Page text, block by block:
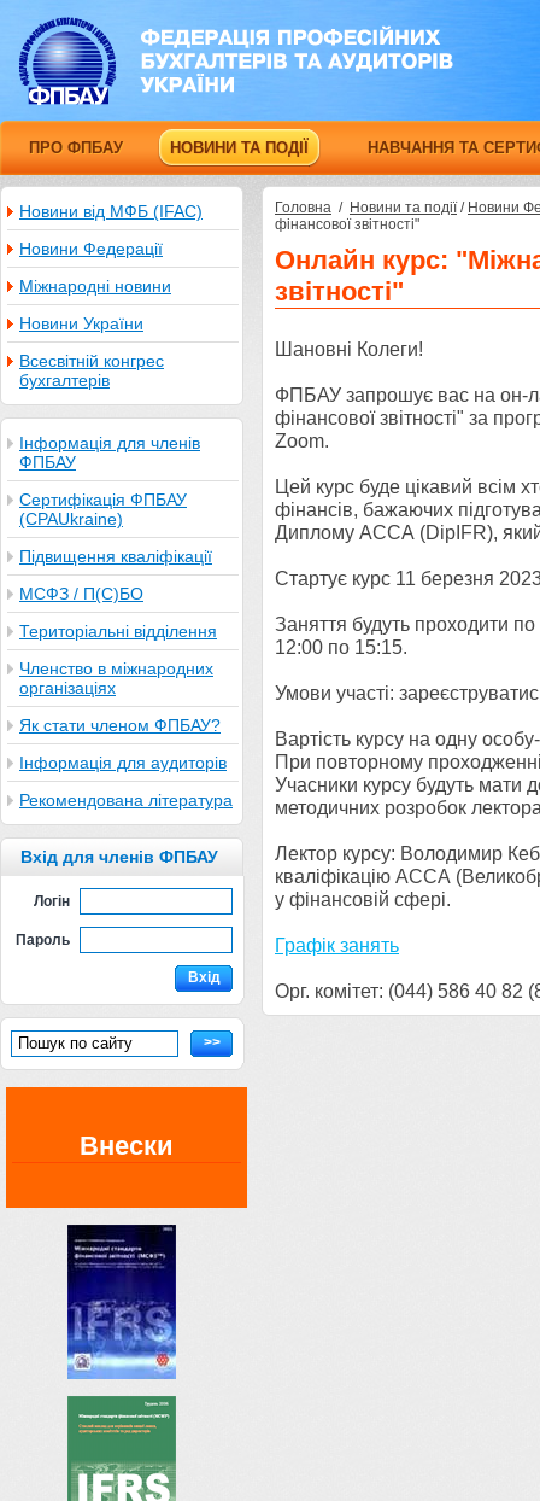
ПРО ФПБАУ НОВИНИ ТА ПОДІЇ НАВЧАННЯ ТА
Новини від МФБ (IFAC)
Новини Федерації
Міжнародні новини
Новини України
Всесвітній конгрес
бухгалтерів
Інформація для членів
ФПБАУ
Сертифікація ФПБАУ
(CPAUkraine)
Підвищення кваліфікації
МСФЗ / П(С)БО
Територіальні відділення
Членство в міжнародних
організаціях
Як стати членом ФПБАУ?
Інформація для аудиторів
Рекомендована література
Вхід для членів ФПБАУ
Логін
Пароль
Вхід
>>
Внески
Головна / Новини та події/ Новини
фінансової звітності"
Онлайн курс:
звітності"
Шановні Колеги!
ФПБАУ запрошує вас на он-
фінансової звітності" за
Zoom.
Цей курс буде цікавий всім
фінансів, бажаючих
Диплому АССА (DipIFR),
Стартує курс 11 березня
Заняття будуть проходити
12:00 по 15:15.
Умови участі:
Вартість курсу на одну
При повторному проходженні
Учасники курсу будуть мати
методичних розробок
Лектор курсу: Володимир
кваліфікацію АССА
у фінансовій сфері.
Графік занять
Орг. комітет: (044) 586 40 82